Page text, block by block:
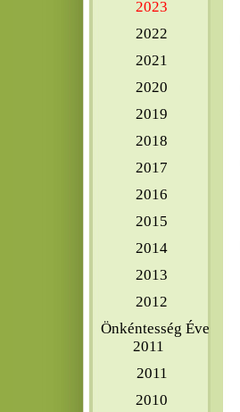
2023
2022
2021
2020
2019
2018
2017
2016
2015
2014
2013
2012
Önkéntesség Éve
2011
2011
2010